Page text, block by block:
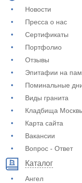
Новости
Пресса о нас
Сертификаты
Портфолио
Отзывы
Эпитафии на
Поминальные
Виды гранита
Кладбища
Карта сайта
Вакансии
Вопрос - Ответ
Каталог
Ангел